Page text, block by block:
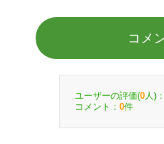
コメ
ユーザーの評価(0 人)：
コメント： 0件